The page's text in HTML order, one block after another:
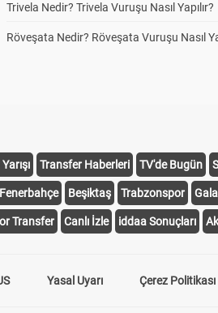
Trivela Nedir? Trivela Vuruşu Nasıl Yapılır?
Röveşata Nedir? Röveşata Vuruşu Nasıl
Transfer Haberleri TV'de Bugün
Fenerbahçe Beşiktaş Trabzonspor
Transfer Canlı İzle iddaa Sonuçları
Yasal Uyarı Çerez Politikası